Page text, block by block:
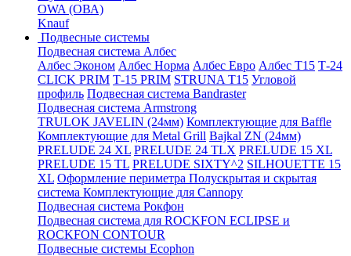
OWA (ОВА)
Knauf
Подвесные системы
Подвесная система Албес
Албес Эконом Албес Норма Албес Евро Албес T15 Т-24
CLICK PRIM Т-15 PRIM STRUNA Т15 Угловой
профиль Подвесная система Bandraster
Подвесная система Armstrong
TRULOK JAVELIN (24мм) Комплектующие для Baffle
Комплектующие для Metal Grill Bajkal ZN (24мм)
PRELUDE 24 XL PRELUDE 24 TLX PRELUDE 15 XL
PRELUDE 15 TL PRELUDE SIXTY^2 SILHOUETTE 15
XL Оформление периметра Полускрытая и скрытая
система Комплектующие для Cannopy
Подвесная система Рокфон
Подвесная система для ROCKFON ECLIPSE и
ROCKFON CONTOUR
Подвесные системы Ecophon